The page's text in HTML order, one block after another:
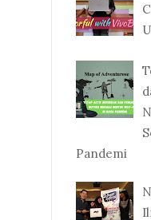
Pandemi